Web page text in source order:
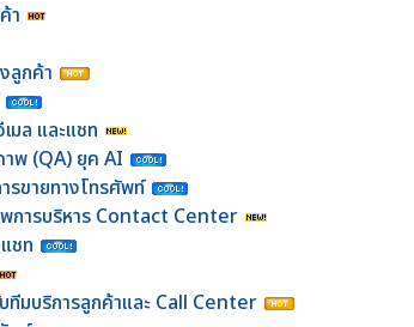
า
ลูกค้า
มล และแชท
พ (QA) ยุค AI
รขายทางโทรศัพท์
พการบริหาร Contact Center
ชท
ทีมบริการลูกค้าและ Call Center